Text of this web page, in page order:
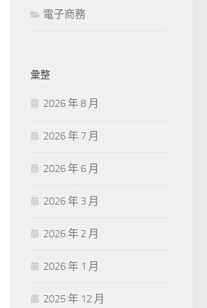
電子商務
彙整
2026 年 8 月
2026 年 7 月
2026 年 6 月
2026 年 3 月
2026 年 2 月
2026 年 1 月
2025 年 12 月